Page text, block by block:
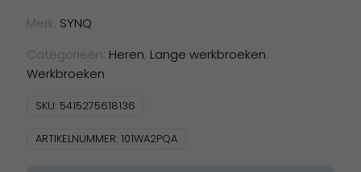
Merk: SYNQ
Categorieën: Heren, Lange werkbroeken,
Werkbroeken
SKU: 5415275618136
ARTIKELNUMMER: 101WA2PQA